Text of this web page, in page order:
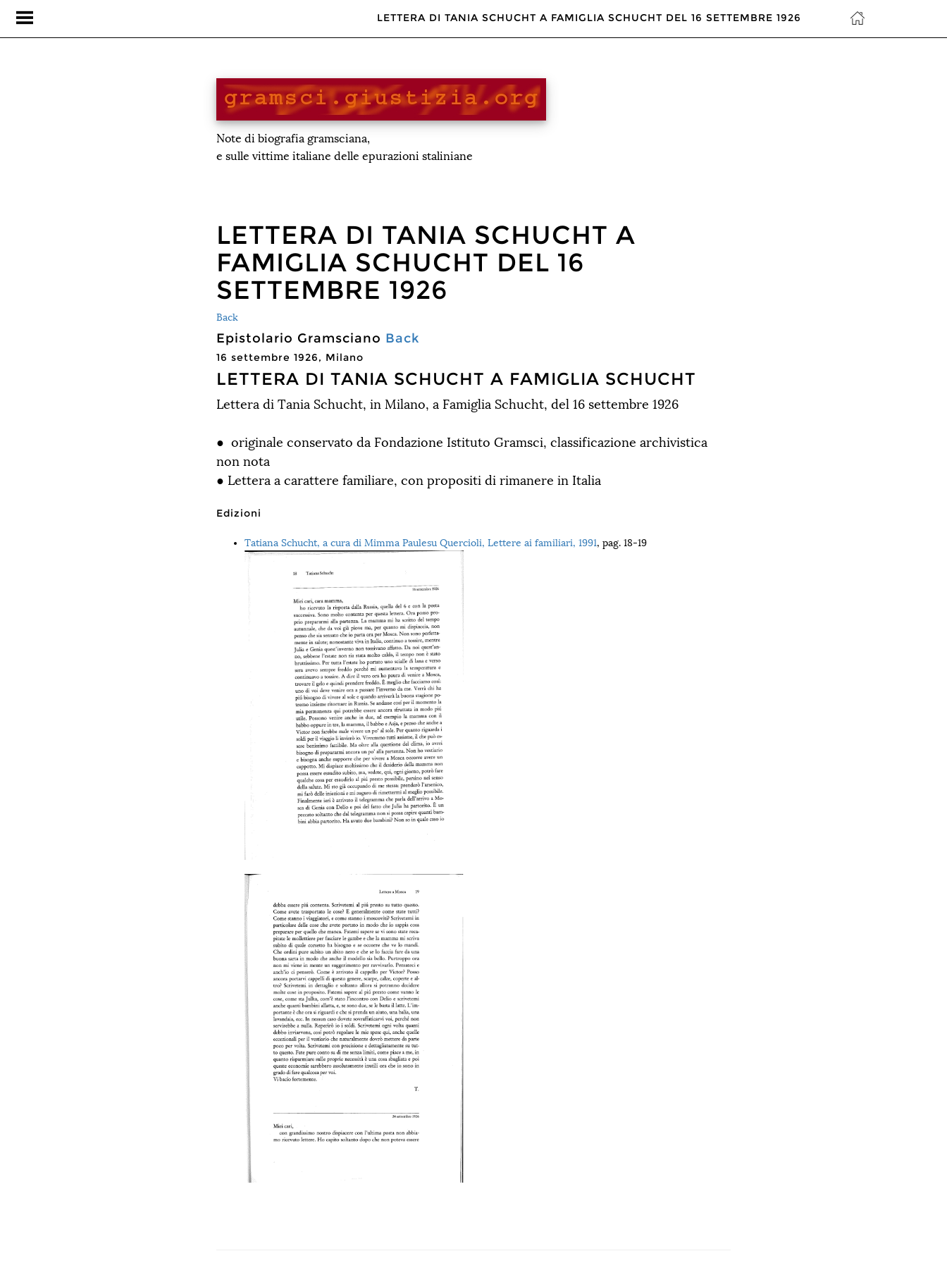
LETTERA DI TANIA SCHUCHT A FAMIGLIA SCHUCHT DEL 16 SETTEMBRE 1926
Note di biografia gramsciana,
e sulle vittime italiane delle epurazioni staliniane
LETTERA DI TANIA SCHUCHT A
FAMIGLIA SCHUCHT DEL 16
SETTEMBRE 1926
Back
Epistolario Gramsciano Back
16 settembre 1926, Milano
LETTERA DI TANIA SCHUCHT A FAMIGLIA SCHUCHT
Lettera di Tania Schucht, in Milano, a Famiglia Schucht, del 16 settembre 1926
● originale conservato da Fondazione Istituto Gramsci, classificazione archivistica
non nota
● Lettera a carattere familiare, con propositi di rimanere in Italia
Edizioni
Tatiana Schucht, a cura di Mimma Paulesu Quercioli, Lettere ai familiari, 1991, pag. 18-19